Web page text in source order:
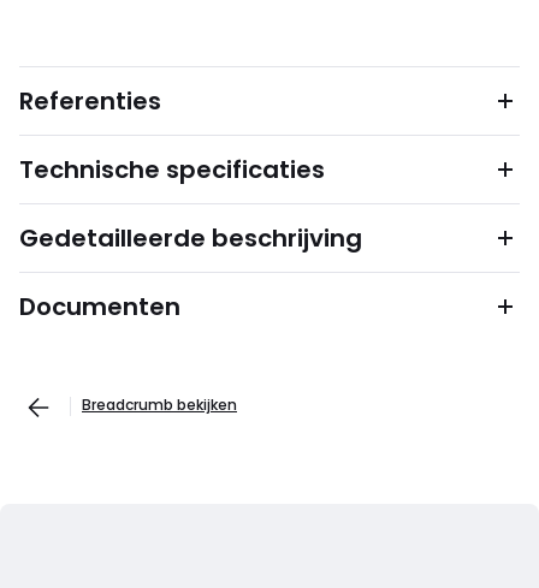
Referenties
Technische specificaties
Gedetailleerde beschrijving
Documenten
Breadcrumb bekijken